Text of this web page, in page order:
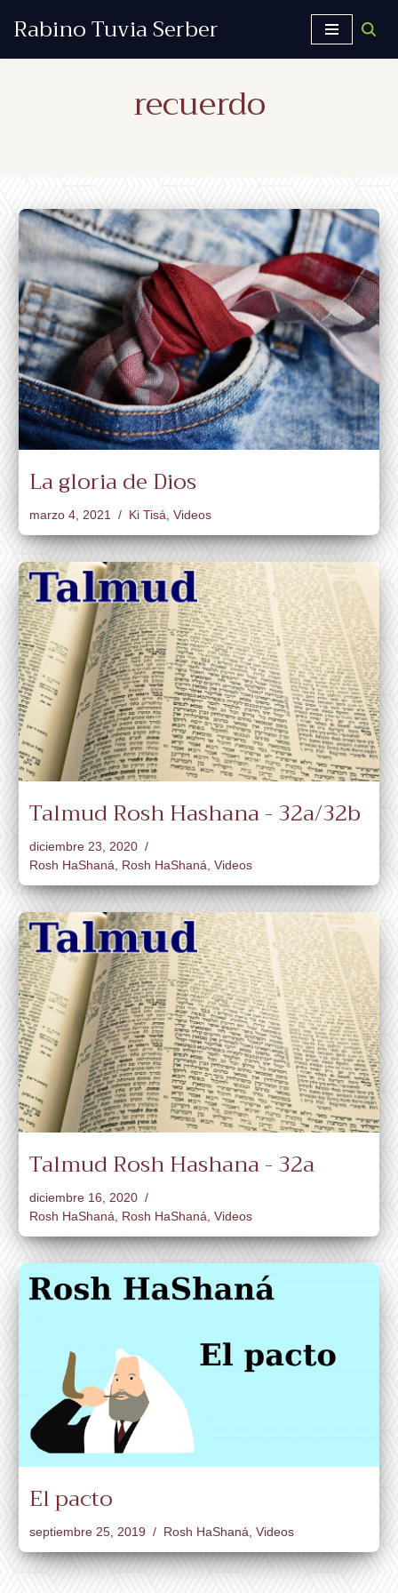
Rabino Tuvia Serber
recuerdo
La gloria de Dios
marzo 4, 2021 Ki Tisá Videos
Talmud Rosh Hashana - 32a/32b
diciembre 23, 2020
Rosh HaShaná, Rosh HaShaná, Videos
Talmud Rosh Hashana - 32a
diciembre 16, 2020
Rosh HaShaná
Rosh HaShaná Videos
El pacto
septiembre 25, 2019 Rosh HaShaná Videos